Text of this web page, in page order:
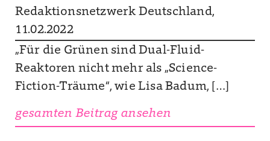
Redaktionsnetzwerk Deutschland,
11.02.2022
„Für die Grünen sind Dual-Fluid-
Reaktoren nicht mehr als „Science-
Fiction-Träume“, wie Lisa Badum, […]
gesamten Beitrag ansehen